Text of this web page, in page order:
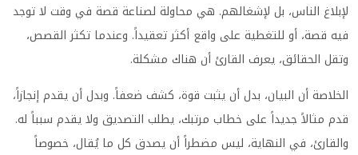
لإبلاغ الناس، بل لإشغالهم. هي محاولة لصناعة قصة في وقت لا توجد
فيه قصة، أو للتغطية على واقع أكثر تعقيداً. وعندما تكثر القصص،
وتقل الحقائق، يعرف القارئ أن هناك مشكلة.
الخلاصة أن البيان، بدل أن يثبت قوة، كشف ضعفاً. وبدل أن يقدم إنجازاً،
قدم مثالاً جديداً على خطاب مرتبك، يطلب التصديق ولا يقدم سبباً له.
والقارئ، في النهاية، ليس مضطراً أن يصدق كل ما يُقال، خصوصاً